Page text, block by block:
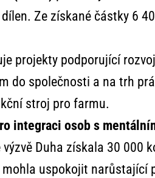
Ze získané částky 6
projekty podporující
do společnosti a na trh
stroj pro farmu.
integraci osob s
Duha získala 30 000
uspokojit narůstající